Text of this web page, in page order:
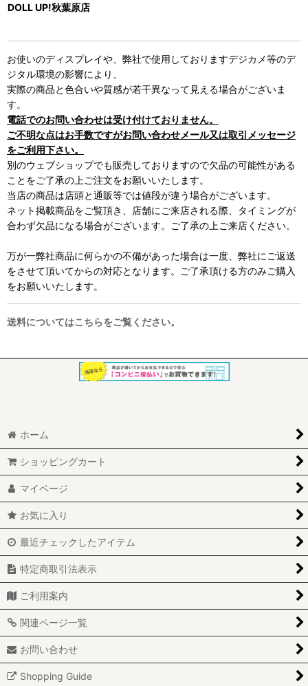
DOLL UP!秋葉原店
お使いのディスプレイや、弊社で使用しておりますデジカメ等のデ
ジタル環境の影響により、
実際の商品と色合いや質感が若干異なって見える場合がございま
す。
電話でのお問い合わせは受け付けておりません。
ご不明な点はお手数ですがお問い合わせメール又は取引メッセージ
をご利用下さい。
別のウェブショップでも販売しておりますので欠品の可能性がある
ことをご了承の上ご注文をお願いいたします。
当店の商品は店頭と通販等では値段が違う場合がございます。
ネット掲載商品をご覧頂き、店舗にご来店される際、タイミングが
合わず欠品になる場合がございます。ご了承の上ご来店ください。
万が一弊社商品に何らかの不備があった場合は一度、弊社にご返送
をさせて頂いてからの対応となります。ご了承頂ける方のみご購入
をお願いいたします。
送料についてはこちらをご覧ください。
ホーム
ショッピングカート
マイページ
お気に入り
最近チェックしたアイテム
特定商取引法表示
ご利用案内
関連ページ一覧
お問い合わせ
Shopping Guide